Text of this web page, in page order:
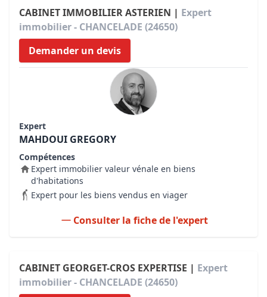
CABINET IMMOBILIER ASTERIEN | Expert
immobilier - CHANCELADE (24650)
Demander un devis
Expert
MAHDOUI GREGORY
Compétences
Expert immobilier valeur vénale en biens
d'habitations
Expert pour les biens vendus en viager
Consulter la fiche de l'expert
CABINET GEORGET-CROS EXPERTISE | Expert
immobilier - CHANCELADE (24650)